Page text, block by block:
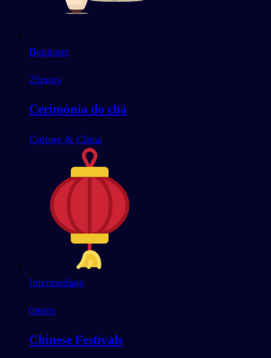
Beginner
25mots
Cerimónia do chá
Culture & China
Intermediate
0mots
Chinese Festivals